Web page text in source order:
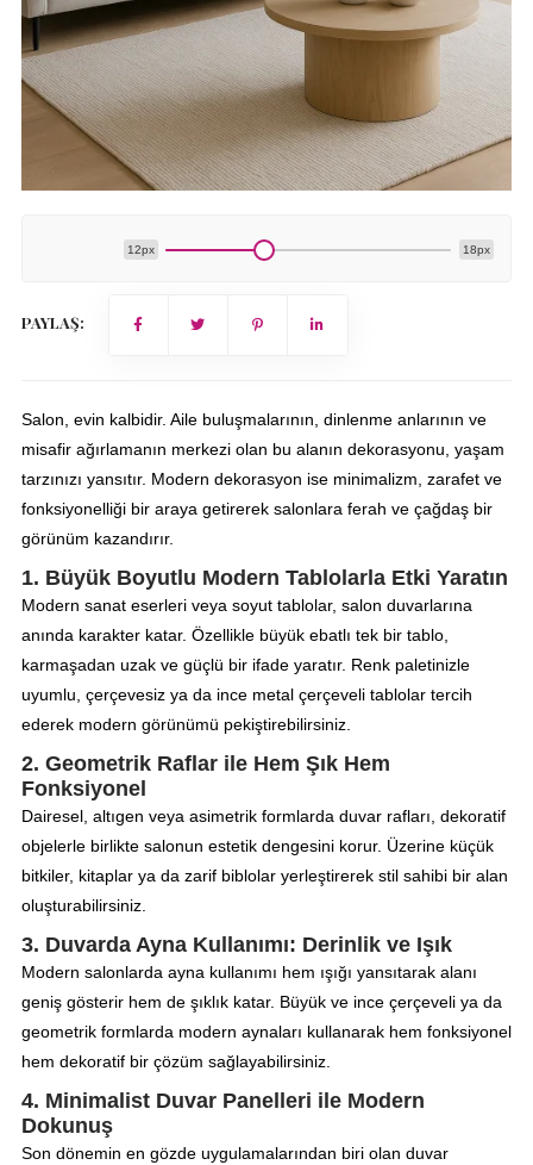
12px 18px
PAYLAŞ:
Salon, evin kalbidir. Aile buluşmalarının, dinlenme anlarının ve
misafir ağırlamanın merkezi olan bu alanın dekorasyonu, yaşam
tarzınızı yansıtır. Modern dekorasyon ise minimalizm, zarafet ve
fonksiyonelliği bir araya getirerek salonlara ferah ve çağdaş bir
görünüm kazandırır.
1. Büyük Boyutlu Modern Tablolarla Etki Yaratın
Modern sanat eserleri veya soyut tablolar, salon duvarlarına
anında karakter katar. Özellikle büyük ebatlı tek bir tablo,
karmaşadan uzak ve güçlü bir ifade yaratır. Renk paletinizle
uyumlu, çerçevesiz ya da ince metal çerçeveli tablolar tercih
ederek modern görünümü pekiştirebilirsiniz.
2. Geometrik Raflar ile Hem Şık Hem
Fonksiyonel
Dairesel, altıgen veya asimetrik formlarda duvar rafları, dekoratif
objelerle birlikte salonun estetik dengesini korur. Üzerine küçük
bitkiler, kitaplar ya da zarif biblolar yerleştirerek stil sahibi bir alan
oluşturabilirsiniz.
3. Duvarda Ayna Kullanımı: Derinlik ve Işık
Modern salonlarda ayna kullanımı hem ışığı yansıtarak alanı
geniş gösterir hem de şıklık katar. Büyük ve ince çerçeveli ya da
geometrik formlarda modern aynaları kullanarak hem fonksiyonel
hem dekoratif bir çözüm sağlayabilirsiniz.
4. Minimalist Duvar Panelleri ile Modern
Dokunuş
Son dönemin en gözde uygulamalarından biri olan duvar